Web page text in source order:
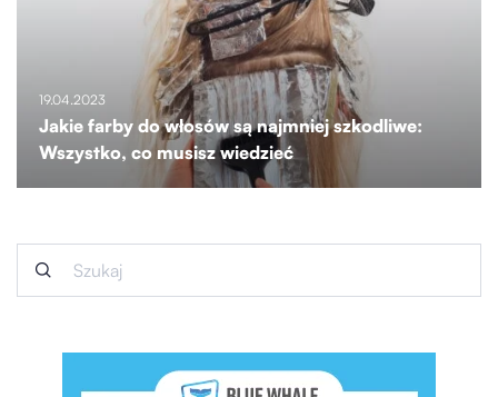
19.04.2023
Jakie farby do włosów są najmniej szkodliwe:
Wszystko, co musisz wiedzieć